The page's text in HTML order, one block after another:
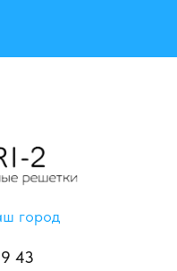
город
43